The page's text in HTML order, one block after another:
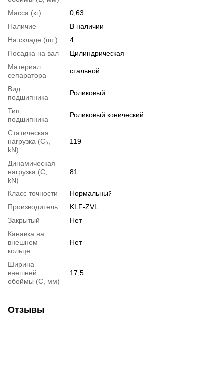
Масса (кг)
0,63
Наличие
В наличии
На складе (шт.)
4
Посадка на вал
Цилиндрическая
Материал
сепаратора
стальной
Вид
подшипника
Роликовый
Тип
подшипника
Роликовый конический
Статическая
нагрузка (С₀,
kN)
119
Динамическая
нагрузка (С,
kN)
81
Класс точности
Нормальный
Производитель
KLF-ZVL
Закрытый
Нет
Канавка на
внешнем
кольце
Нет
Ширина
внешней
обоймы (С, мм)
17,5
Отзывы